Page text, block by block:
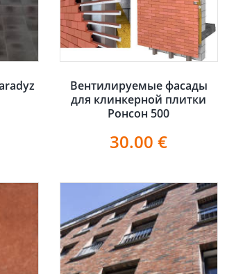
Вентилируемые фасады
для клинкерной плитки
Ронсон 500
30.00€